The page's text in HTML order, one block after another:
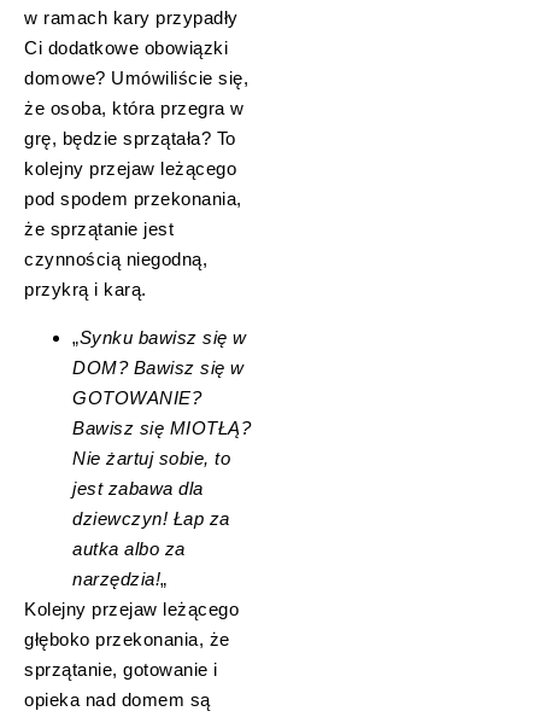
w ramach kary przypadły
Ci dodatkowe obowiązki
domowe? Umówiliście się,
że osoba, która przegra w
grę, będzie sprzątała? To
kolejny przejaw leżącego
pod spodem przekonania,
że sprzątanie jest
czynnością niegodną,
przykrą i karą.
„Synku bawisz się w
DOM? Bawisz się w
GOTOWANIE?
Bawisz się MIOTŁĄ?
Nie żartuj sobie, to
jest zabawa dla
dziewczyn! Łap za
autka albo za
narzędzia!„
Kolejny przejaw leżącego
głęboko przekonania, że
sprzątanie, gotowanie i
opieka nad domem są